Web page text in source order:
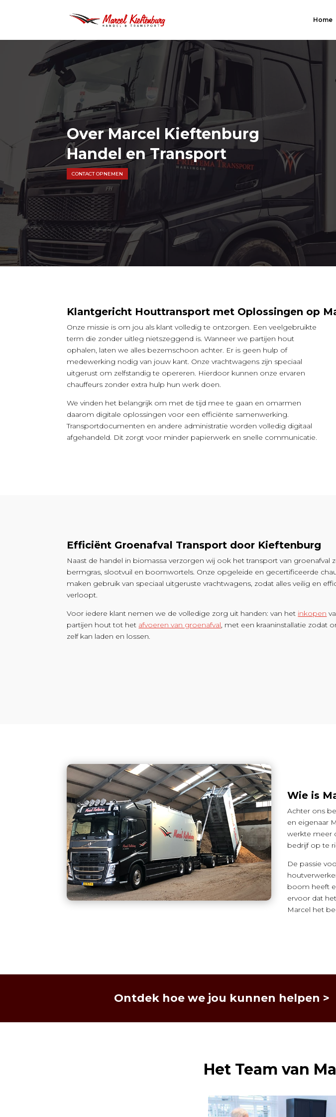
Home
Over Marcel Kieftenburg
Handel en Transport
CONTACT OPNEMEN
Klantgericht Houttransport met Oplossingen op
Onze missie is om jou als klant volledig te ontzorgen. Een veelgebruikte
term die zonder uitleg nietszeggend is. Wanneer we partijen hout
ophalen, laten we alles bezemschoon achter. Er is geen hulp of
medewerking nodig van jouw kant. Onze vrachtwagens zijn speciaal
uitgerust om zelfstandig te opereren. Hierdoor kunnen onze ervaren
chauffeurs zonder extra hulp hun werk doen.
We vinden het belangrijk om met de tijd mee te gaan en omarmen
daarom digitale oplossingen voor een efficiënte samenwerking.
Transportdocumenten en andere administratie worden volledig digitaal
afgehandeld. Dit zorgt voor minder papierwerk en snelle communicatie.
Efficiënt Groenafval Transport door Kieftenburg
Naast de handel in biomassa verzorgen wij ook het transport van groenafval
bermgras, slootvuil en boomwortels. Onze opgeleide en gecertificeerde
maken gebruik van speciaal uitgeruste vrachtwagens, zodat alles veilig en
verloopt.
Voor iedere klant nemen we de volledige zorg uit handen: van het inkopen
partijen hout tot het afvoeren van groenafval, met een kraaninstallatie zodat
zelf kan laden en lossen.
Wie is
Achter ons
en eigenaar
werkte meer
bedrijf op te
De passie
boom heeft
ervoor dat
Marcel het
Ontdek hoe we jou kunnen helpen >
Het Team van